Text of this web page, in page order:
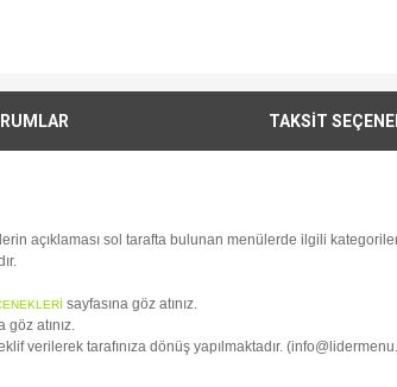
TAKSİT
açıklaması sol tarafta bulunan menülerde ilgili
sayfasına göz atınız.
göz atınız.
verilerek tarafınıza dönüş yapılmaktadır.